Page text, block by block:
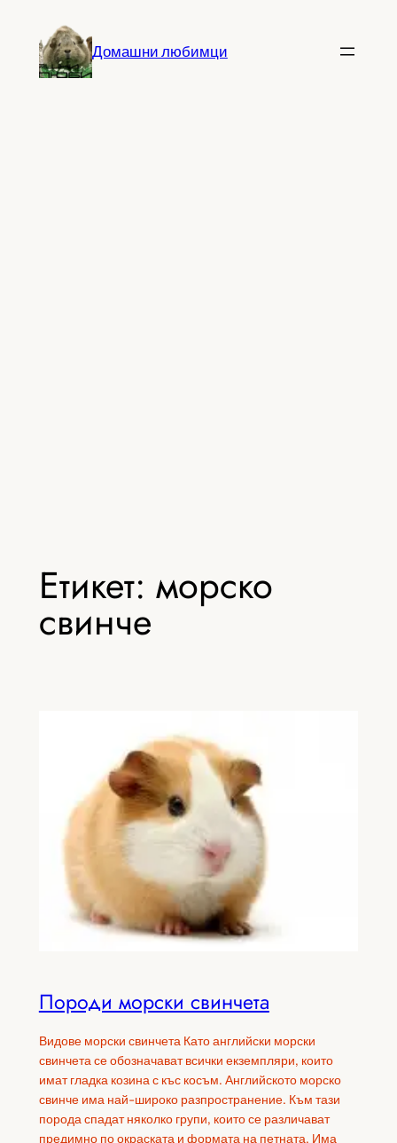
съдържанието
Домашни любимци
Етикет: морско
свинче
Породи морски свинчета
Видове морски свинчета Като английски морски
свинчета се обозначават всички екземпляри, които
имат гладка козина с къс косъм. Английското морско
свинче има най-широко разпространение. Към тази
порода спадат няколко групи, които се различават
предимно по окраската и формата на петната. Има